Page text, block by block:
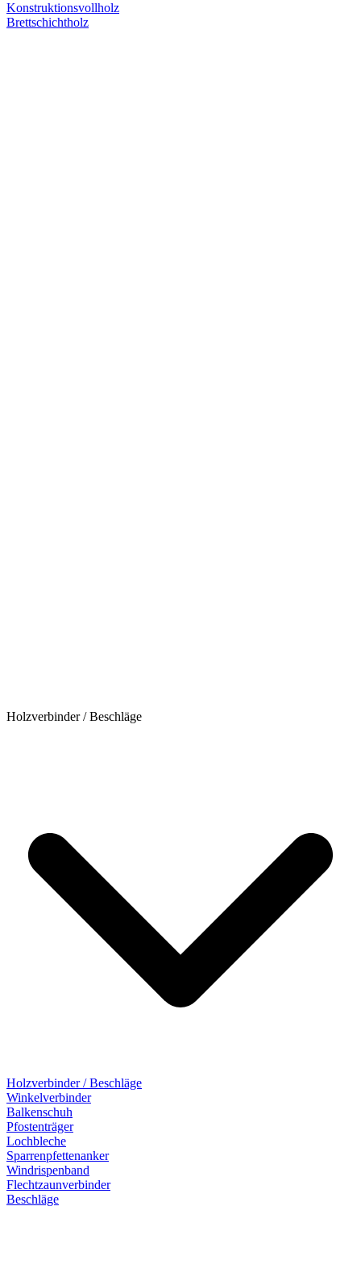
Konstruktionsvollholz
Brettschichtholz
Holzverbinder / Beschläge
Holzverbinder / Beschläge
Winkelverbinder
Balkenschuh
Pfostenträger
Lochbleche
Sparrenpfettenanker
Windrispenband
Flechtzaunverbinder
Beschläge